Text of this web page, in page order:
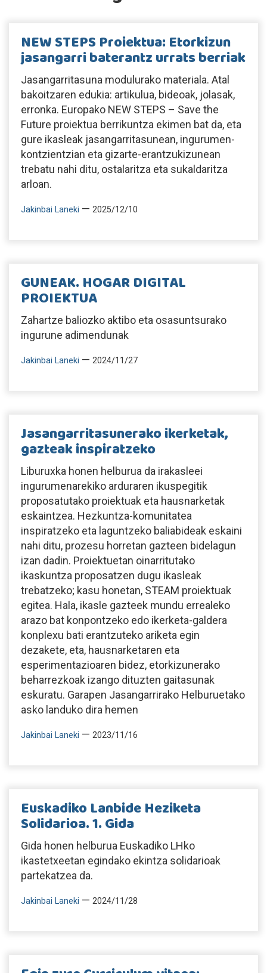
NEW STEPS Proiektua: Etorkizun
jasangarri baterantz urrats berriak
Jasangarritasuna modulurako materiala. Atal
bakoitzaren edukia: artikulua, bideoak, jolasak,
erronka. Europako NEW STEPS – Save the
Future proiektua berrikuntza ekimen bat da, eta
gure ikasleak jasangarritasunean, ingurumen-
kontzientzian eta gizarte-erantzukizunean
trebatu nahi ditu, ostalaritza eta sukaldaritza
arloan.
Jakinbai Laneki — 2025/12/10
GUNEAK. HOGAR DIGITAL
PROIEKTUA
Zahartze baliozko aktibo eta osasuntsurako
ingurune adimendunak
Jakinbai Laneki — 2024/11/27
Jasangarritasunerako ikerketak,
gazteak inspiratzeko
Liburuxka honen helburua da irakasleei
ingurumenarekiko arduraren ikuspegitik
proposatutako proiektuak eta hausnarketak
eskaintzea. Hezkuntza-komunitatea
inspiratzeko eta laguntzeko baliabideak eskaini
nahi ditu, prozesu horretan gazteen bidelagun
izan dadin. Proiektuetan oinarritutako
ikaskuntza proposatzen dugu ikasleak
trebatzeko; kasu honetan, STEAM proiektuak
egitea. Hala, ikasle gazteek mundu errealeko
arazo bat konpontzeko edo ikerketa-galdera
konplexu bati erantzuteko ariketa egin
dezakete, eta, hausnarketaren eta
esperimentazioaren bidez, etorkizunerako
beharrezkoak izango dituzten gaitasunak
eskuratu. Garapen Jasangarrirako Helburuetako
asko landuko dira hemen
Jakinbai Laneki — 2023/11/16
Euskadiko Lanbide Heziketa
Solidarioa. 1. Gida
Gida honen helburua Euskadiko LHko
ikastetxeetan egindako ekintza solidarioak
partekatzea da.
Jakinbai Laneki — 2024/11/28